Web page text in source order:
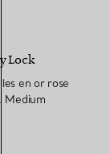
Lock
en or rose
Medium